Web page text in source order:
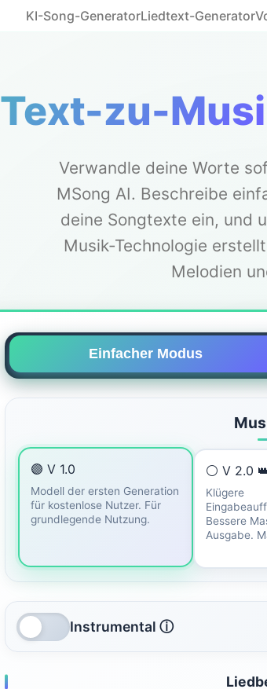
KI-Song-GeneratorLiedtext-Generator
Text-zu-
Verwandle deine Worte
MSong AI. Beschreibe
deine Songtexte ein, und
Musik-Technologie
Melodien
Einfacher Modus
🟣 V 1.0
Modell der ersten Generation
für kostenlose Nutzer. Für
grundlegende Nutzung.
⚪ V 2.0
Klügere
Bessere
Ausgabe.
Instrumental ⓘ